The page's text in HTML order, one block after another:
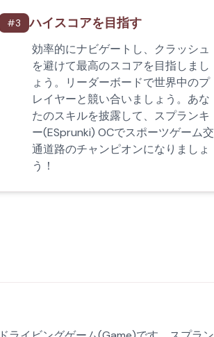
#3 ハイスコアを目指す
効率的にナビゲートし、クラッシュ
を避けて最高のスコアを目指しまし
ょう。リーダーボードで世界中のプ
レイヤーと競い合いましょう。あな
たのスキルを披露して、スプランキ
ー(ESprunki) OCでスポーツゲーム交
通道路のチャンピオンになりましょ
う！